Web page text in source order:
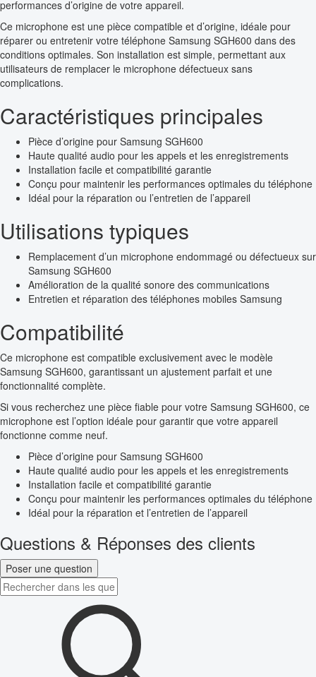
performances d’origine de votre appareil.
Ce microphone est une pièce compatible et d’origine, idéale pour
réparer ou entretenir votre téléphone Samsung SGH600 dans des
conditions optimales. Son installation est simple, permettant aux
utilisateurs de remplacer le microphone défectueux sans
complications.
Caractéristiques principales
Pièce d’origine pour Samsung SGH600
Haute qualité audio pour les appels et les enregistrements
Installation facile et compatibilité garantie
Conçu pour maintenir les performances optimales du téléphone
Idéal pour la réparation ou l’entretien de l’appareil
Utilisations typiques
Remplacement d’un microphone endommagé ou défectueux sur
Samsung SGH600
Amélioration de la qualité sonore des communications
Entretien et réparation des téléphones mobiles Samsung
Compatibilité
Ce microphone est compatible exclusivement avec le modèle
Samsung SGH600, garantissant un ajustement parfait et une
fonctionnalité complète.
Si vous recherchez une pièce fiable pour votre Samsung SGH600, ce
microphone est l’option idéale pour garantir que votre appareil
fonctionne comme neuf.
Pièce d’origine pour Samsung SGH600
Haute qualité audio pour les appels et les enregistrements
Installation facile et compatibilité garantie
Conçu pour maintenir les performances optimales du téléphone
Idéal pour la réparation et l’entretien de l’appareil
Questions & Réponses des clients
Poser une question